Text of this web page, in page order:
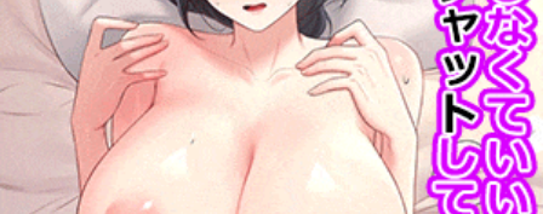
【警告】社会人「スムージーにキウイ皮ごと入れよ。
これ美容にい...
【悲報】風俗嬢やってる女の末路ｗｗｗｗｗｗｗｗｗ
ｗｗ
【悲報】映画館の客、ほぼバイオテロレベルのやらか
しで観客が避...
【画像】石川佳純さん(31)の体、エッッッッッッッッッ
ッッッ...
AIが指示なく個人や組織に対しサイバー攻撃…英政府
機関の性能...
カープ2軍『10時半試合開始の為に4時起き』←もっと
良い猛暑...
まさか敗因が『早川の回跨ぎ』になるとは思わなかっ